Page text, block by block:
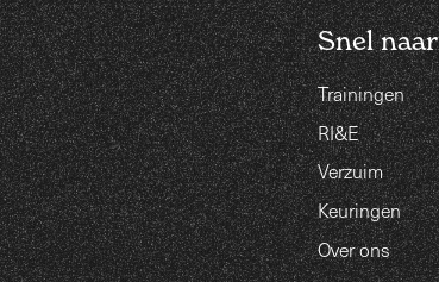
Snel naar
Trainingen
RI&E
Verzuim
Keuringen
Over ons